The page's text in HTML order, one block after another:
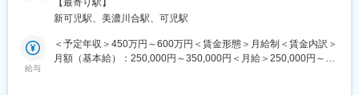
1969年に住宅建材販売会社として誕生した当社は、オリジナルブ
売業をメインに、その他情報やサービスなども含むさまざまなも
のを提供している会社です。
にはなりますが、コスト削減や運営効率化などのお客様が抱える
課題に対して改善提案を行うこともあります。
※当社HPに課題改善事例が記載してあるため、是非ご覧くださ
い。
新可児駅、美濃川合駅、可児駅
給与
＜予定年収＞450万円～600万円＜賃金形態＞月給制＜賃金内訳＞
月額（基本給）：250,000円～350,000円＜月給＞250,000円～